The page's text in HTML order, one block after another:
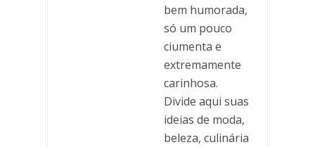
bem humorada,
só um pouco
ciumenta e
extremamente
carinhosa.
Divide aqui suas
ideias de moda,
beleza, culinária